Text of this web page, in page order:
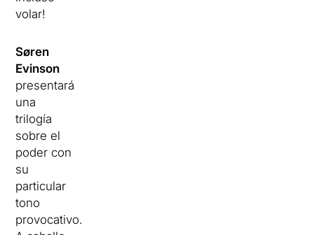
volar!
Søren
Evinson
presentará
una
trilogía
sobre el
poder con
su
particular
tono
provocativo.